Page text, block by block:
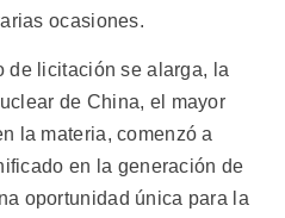
ocasiones.
de licitación se alarga, la
de China, el mayor
la materia, comenzó a
en la generación de
oportunidad única para la